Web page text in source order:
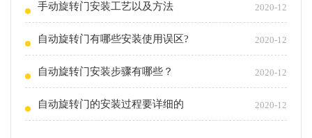
手动旋转门安装工艺以及方法 2020-12
自动旋转门有哪些安装使用误区? 2020-12
自动旋转门安装步骤有哪些？ 2020-12
自动旋转门的安装过程要详细的 2020-12